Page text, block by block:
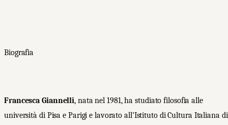
Biografia
Francesca Giannelli, nata nel 1981, ha studiato filosofia alle
università di Pisa e Parigi e lavorato all’Istituto di Cultura Italiana di